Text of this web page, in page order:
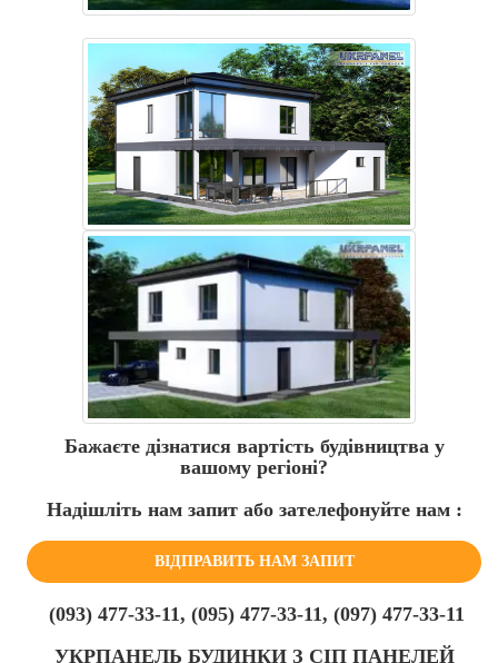
Бажаєте дізнатися вартість будівництва у
вашому регіоні?
Надішліть нам запит або зателефонуйте нам :
ВІДПРАВИТЬ НАМ ЗАПИТ
(093) 477-33-11, (095) 477-33-11, (097) 477-33-11
УКРПАНЕЛЬ БУДИНКИ З СІП ПАНЕЛЕЙ